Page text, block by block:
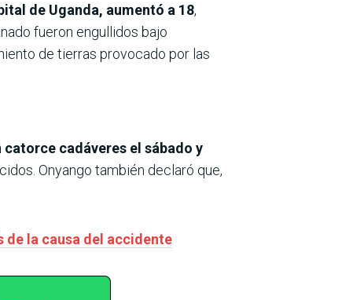
de Uganda, aumentó a 18,
fueron engullidos bajo
de tierras provocado por las
catorce cadáveres el sábado y
Onyango también declaró que,
de la causa del accidente